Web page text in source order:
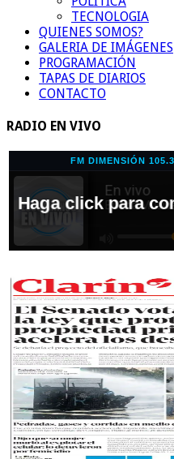
TECNOLOGIA
QUIENES SOMOS?
GALERIA DE IMÁGENES
PROGRAMACIÓN
TAPAS DE DIARIOS
CONTACTO
RADIO EN VIVO